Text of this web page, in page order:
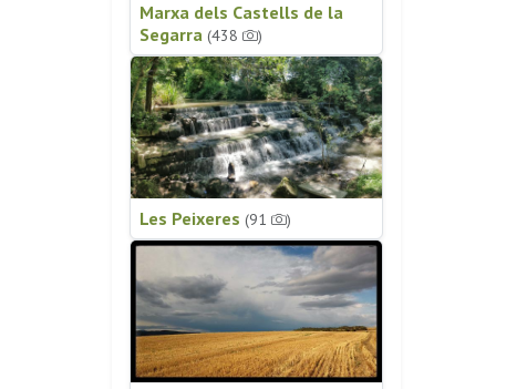
Marxa dels Castells de la
Segarra (438 )
Les Peixeres (91 )